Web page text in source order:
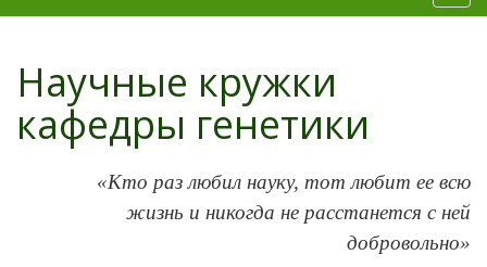
Научные кружки
кафедры генетики
«Кто раз любил науку, тот любит ее всю
жизнь и никогда не расстанется с ней
добровольно»